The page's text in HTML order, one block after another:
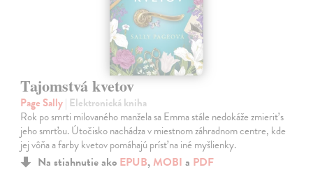
Tajomstvá kvetov
Page Sally| Elektronická kniha
Rok po smrti milovaného manžela sa Emma stále nedokáže zmieriť s
jeho smrťou. Útočisko nachádza v miestnom záhradnom centre, kde
jej vôňa a farby kvetov pomáhajú prísť na iné myšlienky.
Na stiahnutie ako EPUB, MOBI a PDF